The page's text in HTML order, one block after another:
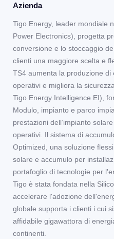
Azienda
Tigo Energy, leader mondiale
Power Electronics), progetta
conversione e lo stoccaggio
clienti una maggiore scelta e
TS4 aumenta la produzione
operativi e migliora la
Tigo Energy Intelligence EI),
Modulo, impianto e parco
prestazioni dell’impianto
operativi. Il sistema di
Optimized, una soluzione
solare e accumulo per
portafoglio di tecnologie per
Tigo è stata fondata nella
accelerare l'adozione
globale supporta i clienti i cui
affidabile gigawattora di
continenti.